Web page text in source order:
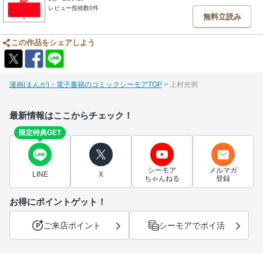
レビュー投稿数0件
無料立読み
この作品をシェアしよう
漫画(まんが)・電子書籍のコミックシーモアTOP 上村光弼
最新情報はここからチェック！
限定特典GET
LINE X
シーモア
ちゃんねる
メルマガ
登録
お得にポイントゲット！
ご来店ポイント シーモアでポイ活